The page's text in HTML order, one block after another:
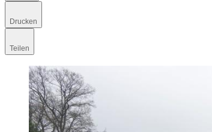
Drucken
Teilen